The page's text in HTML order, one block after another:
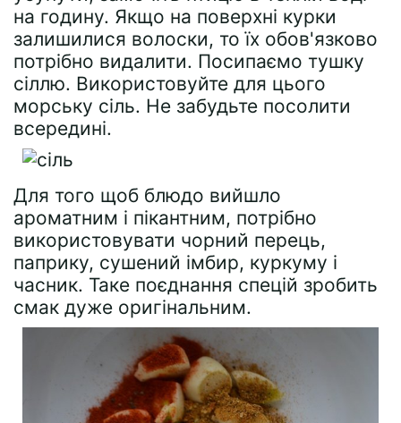
на годину. Якщо на поверхні курки
залишилися волоски, то їх обов'язково
потрібно видалити. Посипаємо тушку
сіллю. Використовуйте для цього
морську сіль. Не забудьте посолити
всередині.
Для того щоб блюдо вийшло
ароматним і пікантним, потрібно
використовувати чорний перець,
паприку, сушений імбир, куркуму і
часник. Таке поєднання спецій зробить
смак дуже оригінальним.